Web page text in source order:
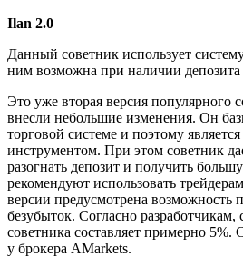
Ilan 2.0
Данный советник использует
ним возможна при наличии депозита
Это уже вторая версия популярного
внесли небольшие изменения. Он
торговой системе и поэтому
инструментом. При этом советник
разогнать депозит и получить
рекомендуют использовать
версии предусмотрена возможность
безубыток. Согласно разработчикам,
советника составляет примерно 5%.
у брокера AMarkets.